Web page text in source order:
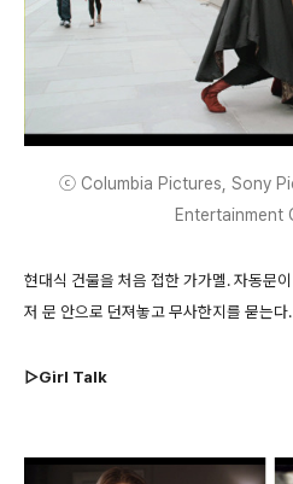
ⓒ Columbia Pictures, Sony
Entertainment
현대식 건물을 처음 접한 가가멜. 자동문
저 문 안으로 던져놓고 무사한지를 묻는다.
▷Girl Talk